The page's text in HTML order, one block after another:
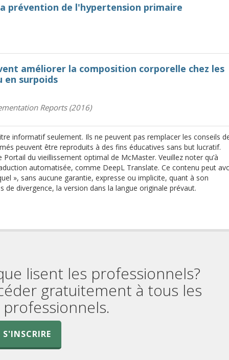
prévention de l'hypertension primaire
améliorer la composition corporelle chez les
en surpoids
Reports (2016)
informatif seulement. Ils ne peuvent pas remplacer les conseils
peuvent être reproduits à des fins éducatives sans but lucratif.
du vieillissement optimal de McMaster. Veuillez noter qu’à
automatisée, comme DeepL Translate. Ce contenu peut
», sans aucune garantie, expresse ou implicite, quant à son
divergence, la version dans la langue originale prévaut.
lisent les professionnels?
gratuitement à tous les
S'INSCRIRE